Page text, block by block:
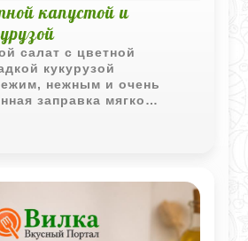
капустой и
салат с цветной
кукурузой
нежным и очень
заправка мягко
овощи, а укроп
домашний аромат.